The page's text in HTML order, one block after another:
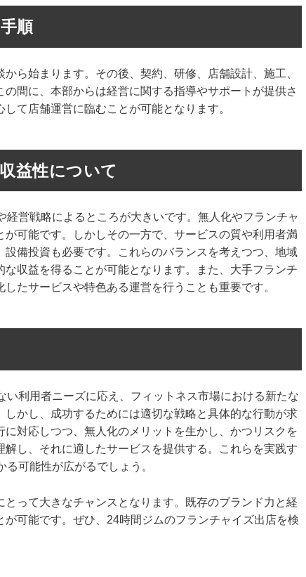
順
ら始まります。その後、契約、研修、店舗設計、施工、
間に、本部からは経営に関する指導やサポートが提供さ
て店舗運営に臨むことが可能となります。
益性について
営戦略によるところが大きいです。無人化やフランチャ
可能です。しかしその一方で、サービスの質や利用者満
備投資も必要です。これらのバランスを考えつつ、地域
収益を得ることが可能となります。また、大手フランチ
たサービスや特色ある運営を行うことも重要です。
利用者ニーズに応え、フィットネス市場における新たな
かし、成功するためには適切な戦略と具体的な行動が求
対応しつつ、無人化のメリットを生かし、かつリスクを
し、それに適したサービスを提供する。これらを実践す
可能性が広がるでしょう。
って大きなチャンスとなります。既存のブランド力と経
可能です。ぜひ、24時間ジムのフランチャイズ出店を検